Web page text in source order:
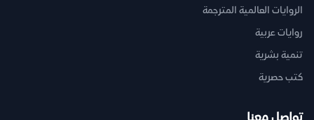
الروايات العالمية المترجمة
روايات عربية
تنمية بشرية
كتب حصرية